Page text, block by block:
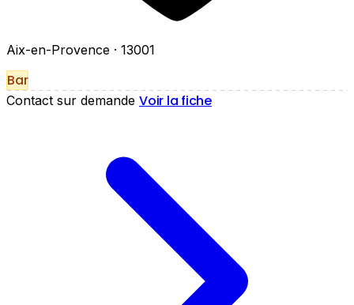
Aix-en-Provence · 13001
Bar
Contact sur demande Voir la fiche